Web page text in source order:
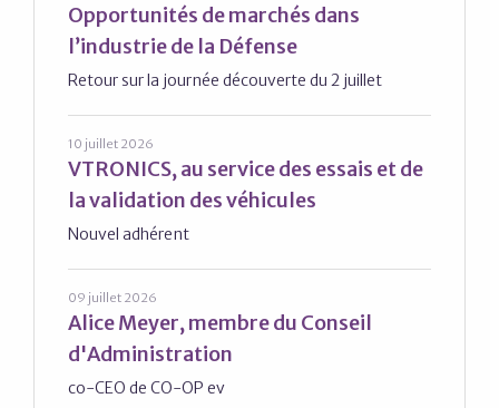
Opportunités de marchés dans
l’industrie de la Défense
Retour sur la journée découverte du 2 juillet
10 juillet 2026
VTRONICS, au service des essais et de
la validation des véhicules
Nouvel adhérent
09 juillet 2026
Alice Meyer, membre du Conseil
d'Administration
co-CEO de CO-OP ev